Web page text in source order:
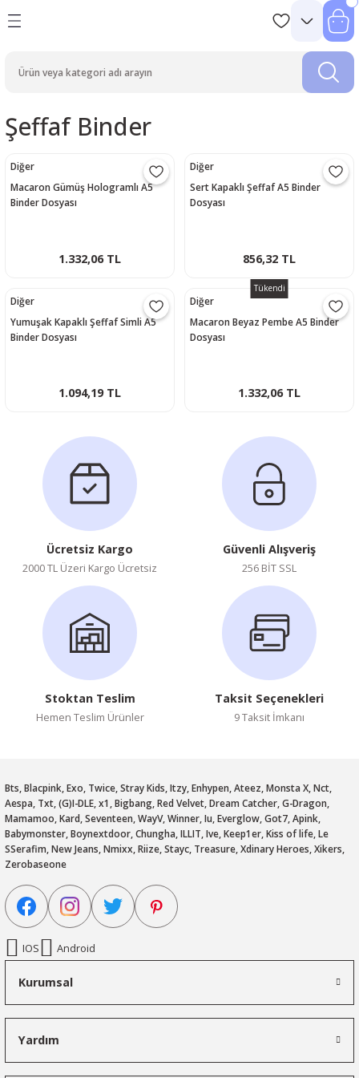
Şeffaf Binder
Diğer
Macaron Gümüş Hologramlı A5
Binder Dosyası
1.332,06 TL
Diğer
Sert Kapaklı Şeffaf A5 Binder
Dosyası
856,32 TL
Diğer
Yumuşak Kapaklı Şeffaf Simli A5
Binder Dosyası
1.094,19 TL
Tükendi
Diğer
Macaron Beyaz Pembe A5 Binder
Dosyası
1.332,06 TL
Ücretsiz Kargo
2000 TL Üzeri Kargo Ücretsiz
Güvenli Alışveriş
256 BİT SSL
Stoktan Teslim
Hemen Teslim Ürünler
Taksit Seçenekleri
9 Taksit İmkanı
Bts, Blacpink, Exo, Twice, Stray Kids, Itzy, Enhypen, Ateez, Monsta X, Nct,
Aespa, Txt, (G)I-DLE, x1, Bigbang, Red Velvet, Dream Catcher, G-Dragon,
Mamamoo, Kard, Seventeen, WayV, Winner, Iu, Everglow, Got7, Apink,
Babymonster, Boynextdoor, Chungha, ILLIT, Ive, Keep1er, Kiss of life, Le
SSerafim, New Jeans, Nmixx, Riize, Stayc, Treasure, Xdinary Heroes, Xikers,
Zerobaseone
IOS Android
Kurumsal
Yardım